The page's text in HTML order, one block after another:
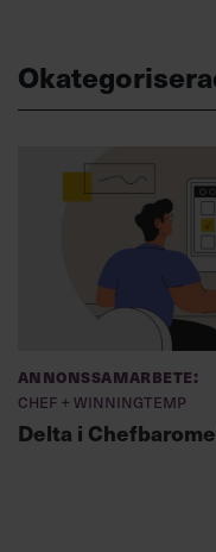
Annonssamarbete:
Chef + Winningtemp
Delta i